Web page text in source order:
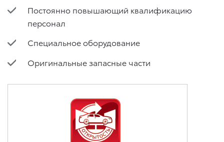
Постоянно повышающий квалификацию
персонал
Специальное оборудование
Оригинальные запасные части